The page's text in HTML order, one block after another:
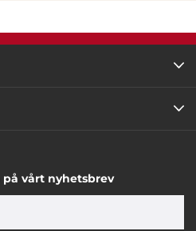
vårt nyhetsbrev